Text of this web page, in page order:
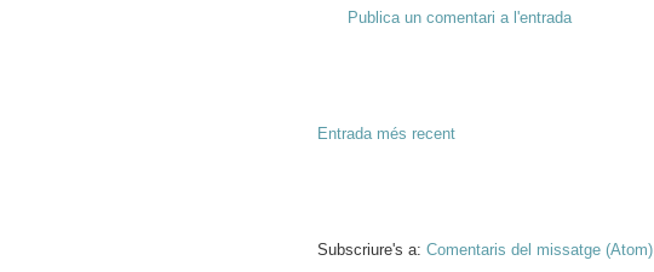
Publica un comentari a l'entrada
Entrada més recent
Subscriure's a: Comentaris del missatge (Atom)